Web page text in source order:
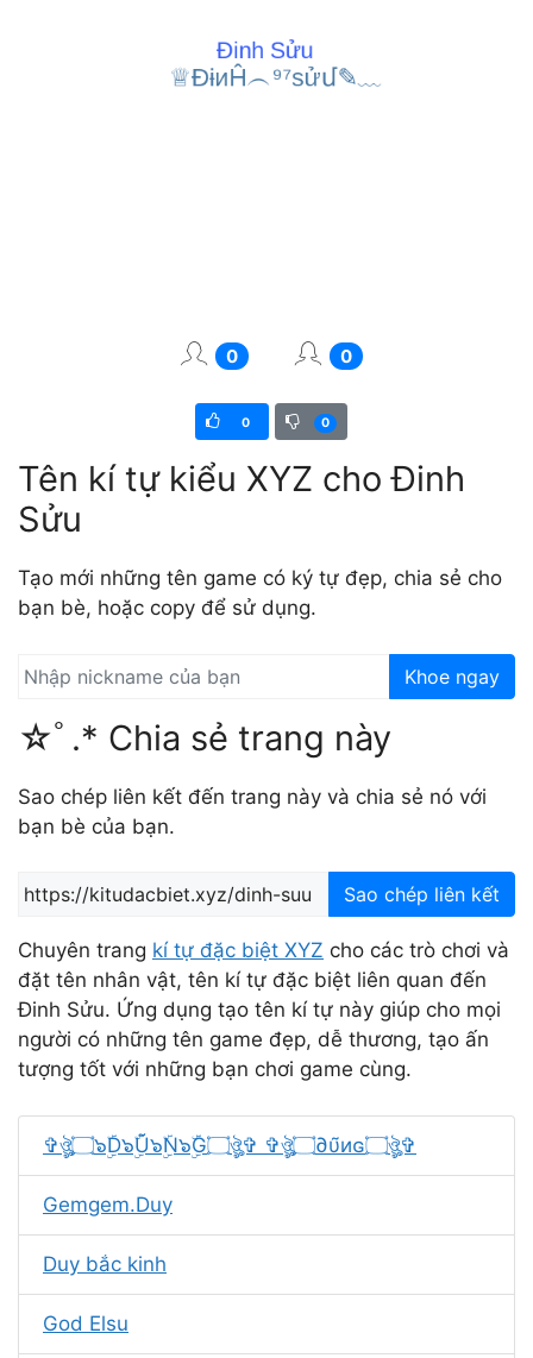
0 0
0 0
Tên kí tự kiểu XYZ cho Đinh
Sửu
Tạo mới những tên game có ký tự đẹp, chia sẻ cho
bạn bè, hoặc copy để sử dụng.
Khoe ngay
☆ﾟ.* Chia sẻ trang này
Sao chép liên kết đến trang này và chia sẻ nó với
bạn bè của bạn.
Sao chép liên kết
Chuyên trang kí tự đặc biệt XYZ cho các trò chơi và
đặt tên nhân vật, tên kí tự đặc biệt liên quan đến
Đinh Sửu. Ứng dụng tạo tên kí tự này giúp cho mọi
người có những tên game đẹp, dễ thương, tạo ấn
tượng tốt với những bạn chơi game cùng.
✞ঔৣ۝๖ۣۜD๖ۣۜŨ๖ۣۜN๖ۣۜG۝ঔৣ✞ ✞ঔৣ۝∂υ̃иɢ۝ঔৣ✞
Gemgem.Duy
Duy bắc kinh
God Elsu